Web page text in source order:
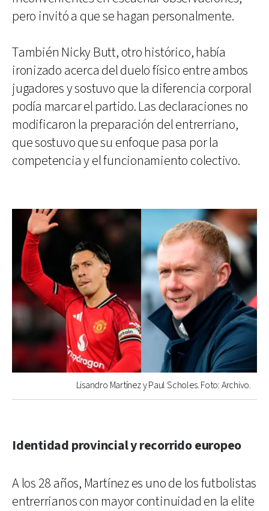
pero invitó a que se hagan personalmente.
También Nicky Butt, otro histórico, había
ironizado acerca del duelo físico entre ambos
jugadores y sostuvo que la diferencia corporal
podía marcar el partido. Las declaraciones no
modificaron la preparación del entrerriano,
que sostuvo que su enfoque pasa por la
competencia y el funcionamiento colectivo.
Lisandro Martínez y Paul Scholes. Foto: Archivo.
Identidad provincial y recorrido europeo
A los 28 años, Martínez es uno de los futbolistas
entrerrianos con mayor continuidad en la elite